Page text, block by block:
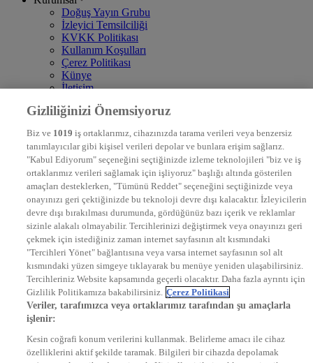
Doğuş Yayın Grubu
İzleyici Temsilciliği
KVKK Politikası
Kullanım Koşulları
Çerez Politikası
Künye
İletişim
DYG Televizyonlar
STAR
EURO STAR
KRAL POP TV
DYG Radyolar
NTV RADYO
KRAL FM
KRAL POP
EKSEN
VOYAGE
DYG Dijital
ntv.com.tr
ntvspor.net
secim.ntv.com.tr
startv.com.tr
kralmuzik.com.tr
Gizliliğinizi Önemsiyoruz
Biz ve 1019 iş ortaklarımız, cihazınızda tarama verileri veya benzersiz
tanımlayıcılar gibi kişisel verileri depolar ve bunlara erişim sağlarız.
"Kabul Ediyorum" seçeneğini seçtiğinizde izleme teknolojileri "biz ve iş
ortaklarımız verileri sağlamak için işliyoruz" başlığı altında gösterilen
amaçları desteklerken, "Tümünü Reddet" seçeneğini seçtiğinizde veya
onayınızı geri çektiğinizde bu teknoloji devre dışı kalacaktır. İzleyicilerin
devre dışı bırakılması durumunda, gördüğünüz bazı içerik ve reklamlar
sizinle alakalı olmayabilir. Tercihlerinizi değiştirmek veya onayınızı geri
çekmek için istediğiniz zaman internet sayfasının alt kısmındaki
"Tercihleri Yönet" bağlantısına veya varsa internet sayfasının sol alt
kısmındaki yüzen simgeye tıklayarak bu menüye yeniden ulaşabilirsiniz.
Tercihleriniz Website kapsamında geçerli olacaktır. Daha fazla ayrıntı için
Gizlilik Politikamıza bakabilirsiniz. Çerez Politikasi
Veriler, tarafımızca veya ortaklarımız tarafından şu amaçlarla
işlenir:
Kesin coğrafi konum verilerini kullanmak. Belirleme amacı ile cihaz
özelliklerini aktif şekilde taramak. Bilgileri bir cihazda depolamak